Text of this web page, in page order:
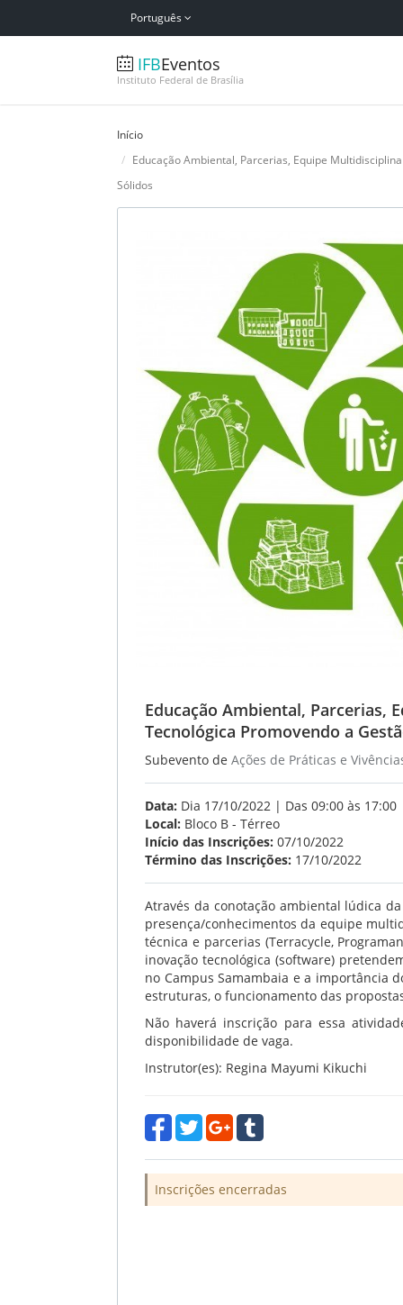
Português
IFBEventos
Instituto Federal de Brasília
Início
Educação Ambiental, Parcerias, Equipe
Sólidos
Educação Ambiental, Parcerias,
Tecnológica Promovendo a
Subevento de Ações de Práticas e
Data: Dia 17/10/2022 | Das 09:00 às 17:00
Local: Bloco B - Térreo
Início das Inscrições: 07/10/2022
Término das Inscrições: 17/10/2022
Através da conotação ambiental lúdica
presença/conhecimentos da equipe
técnica e parcerias (Terracycle,
inovação tecnológica (software)
no Campus Samambaia e a importância
estruturas, o funcionamento das
Não haverá inscrição para essa
disponibilidade de vaga.
Instrutor(es): Regina Mayumi Kikuchi
Inscrições encerradas